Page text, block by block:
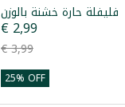
فليفلة حارة خشنة بالوزن
€ 2,99
€ 3,99
25% OFF